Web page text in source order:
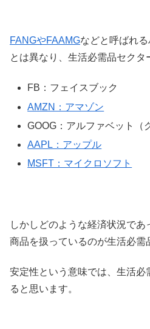
FANGやFAAMGなどと呼ばれ
とは異なり、生活必需品セクタ
FB：フェイスブック
AMZN：アマゾン
GOOG：アルファベット（
AAPL：アップル
MSFT：マイクロソフト
しかしどのような経済状況で
商品を扱っているのが生活必需
安定性という意味では、生活必
ると思います。